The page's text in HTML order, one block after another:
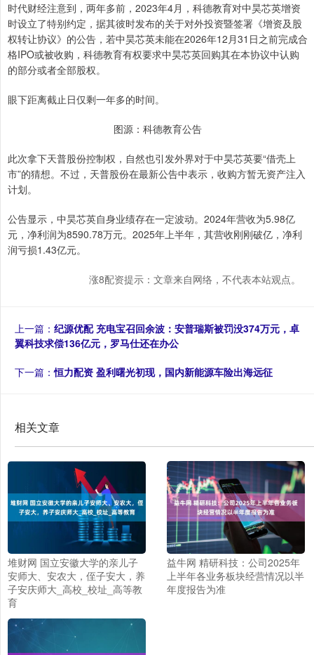
时代财经注意到，两年多前，2023年4月，科德教育对中昊芯英增资
时设立了特别约定，据其彼时发布的关于对外投资暨签署《增资及股
权转让协议》的公告，若中昊芯英未能在2026年12月31日之前完成合
格IPO或被收购，科德教育有权要求中昊芯英回购其在本协议中认购
的部分或者全部股权。
眼下距离截止日仅剩一年多的时间。
图源：科德教育公告
此次拿下天普股份控制权，自然也引发外界对于中昊芯英要“借壳上
市”的猜想。不过，天普股份在最新公告中表示，收购方暂无资产注入
计划。
公告显示，中昊芯英自身业绩存在一定波动。2024年营收为5.98亿
元，净利润为8590.78万元。2025年上半年，其营收刚刚破亿，净利
润亏损1.43亿元。
涨8配资提示：文章来自网络，不代表本站观点。
上一篇： 纪源优配 充电宝召回余波：安普瑞斯被罚没374万元，卓
翼科技求偿136亿元，罗马仕还在办公
下一篇：恒力配资 盈利曙光初现，国内新能源车险出海远征
相关文章
堆财网 国立安徽大学的亲儿子
安师大、安农大，侄子安大，养
子安庆师大_高校_校址_高等教
育
益牛网 精研科技：公司2025年
上半年各业务板块经营情况以半
年度报告为准